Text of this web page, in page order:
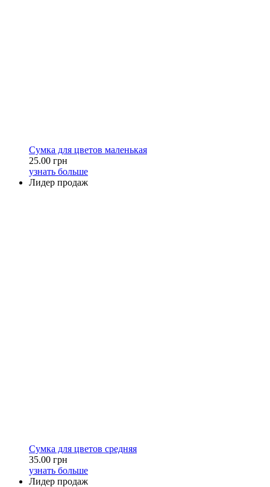
Сумка для цветов маленькая
25.00 грн
узнать больше
Лидер продаж
Сумка для цветов средняя
35.00 грн
узнать больше
Лидер продаж